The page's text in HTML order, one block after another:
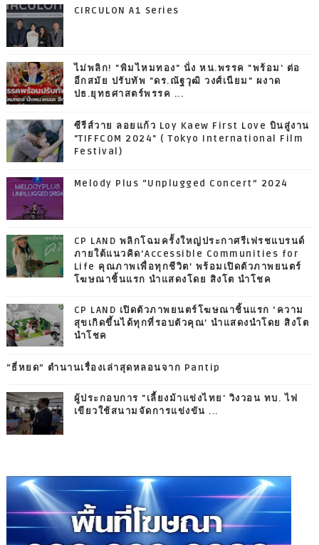
CIRCULON A1 Series
ไม่พลิก! "พิมไหมทอง" นั่ง หน.พรรค "พร้อม' ต่อ
อีกสมัย ปรับทัพ "ดร.ณัฐวุฒิ วงศ์เนียม" ผงาด
ปธ.ยุทธศาสตร์พรรค ...
ซีรีส์วาย ลอยแก้ว Loy Kaew First Love บินสู่งาน
"TIFFCOM 2024" ( Tokyo International Film
Festival)
Melody Plus “Unplugged Concert” 2024
CP LAND พลิกโฉมครั้งใหญ่ประกาศรีเฟรชแบรนด์
ภายใต้แนวคิด‘Accessible Communities for
Life คุณภาพเพื่อทุกชีวิต’ พร้อมเปิดตัวภาพยนตร์
โฆษณาชิ้นแรก นำแสดงโดย สิงโต นำโชค
CP LAND เปิดตัวภาพยนตร์โฆษณาชิ้นแรก ‘ความ
สุขเกิดขึ้นได้ทุกที่รอบตัวคุณ’ นำแสดงนำโดย สิงโต
นำโชค
“ธี่หยด” ตำนานเรื่องเล่าสุดหลอนจาก Pantip
ผู้ประกอบการ "เลี้ยงม้าแข่งไทย' วิงวอน ทบ. ไฟ
เขียวใช้สนามจัดการแข่งขัน ...